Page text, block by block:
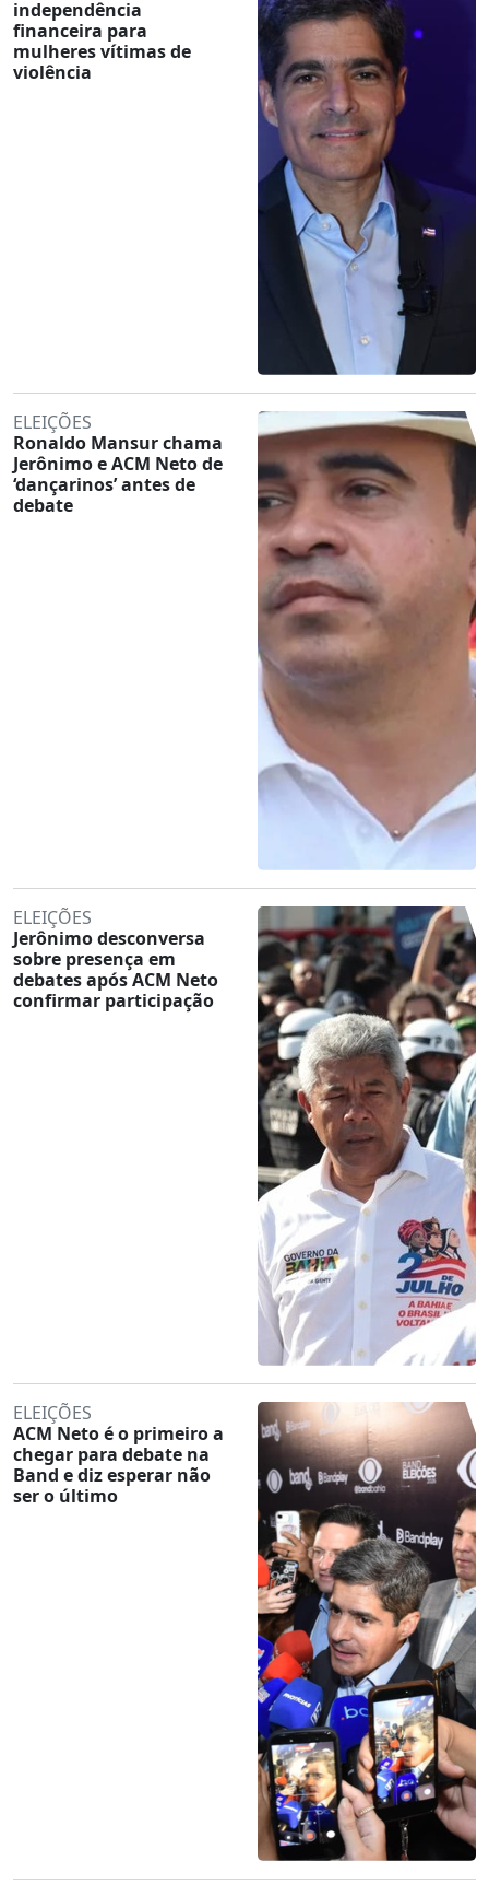
independência
financeira para
mulheres vítimas de
violência
ELEIÇÕES
Ronaldo Mansur chama
Jerônimo e ACM Neto de
‘dançarinos’ antes de
debate
ELEIÇÕES
Jerônimo desconversa
sobre presença em
debates após ACM Neto
confirmar participação
ELEIÇÕES
ACM Neto é o primeiro a
chegar para debate na
Band e diz esperar não
ser o último